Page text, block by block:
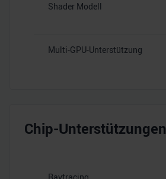
Shader Modell
Multi-GPU-Unterstützung
Chip-Unterstützungen